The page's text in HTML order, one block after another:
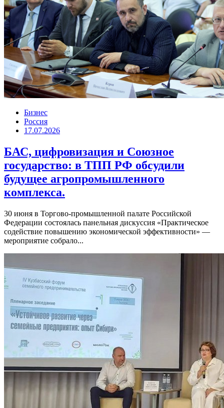
Бизнес
Россия
17.07.2026
БАС, цифровизация и Союзное
государство: в ТПП РФ обсудили
будущее агропромышленного
комплекса.
30 июня в Торгово-промышленной палате Российской
Федерации состоялась панельная дискуссия «Практическое
содействие повышению экономической эффективности» —
мероприятие собрало...